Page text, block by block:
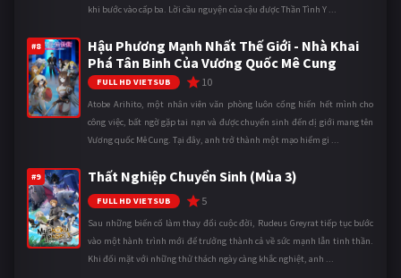
khi bước vào cấp ba. Lời cầu nguyện của cậu được Thần Tình Y ...
#8
Hậu Phương Mạnh Nhất Thế Giới - Nhà Khai
Phá Tân Binh Của Vương Quốc Mê Cung
FULL HD VIETSUB 10
Atobe Arihito, một nhân viên văn phòng luôn cống hiến hết mình cho
công việc, bất ngờ gặp tai nạn và được chuyển sinh đến dị giới mang tên
Vương quốc Mê Cung. Tại đây, anh trở thành một mạo hiểm gi ...
#9 Thất Nghiệp Chuyển Sinh (Mùa 3)
FULL HD VIETSUB 5
Sau những biến cố làm thay đổi cuộc đời, Rudeus Greyrat tiếp tục bước
vào một hành trình mới để trưởng thành cả về sức mạnh lẫn tinh thần.
Khi đối mặt với những thử thách ngày càng khắc nghiệt, anh ...